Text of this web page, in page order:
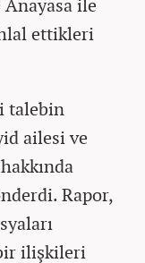
ile
ettikleri
talebin
ailesi ve
Rapor,
ilişkileri